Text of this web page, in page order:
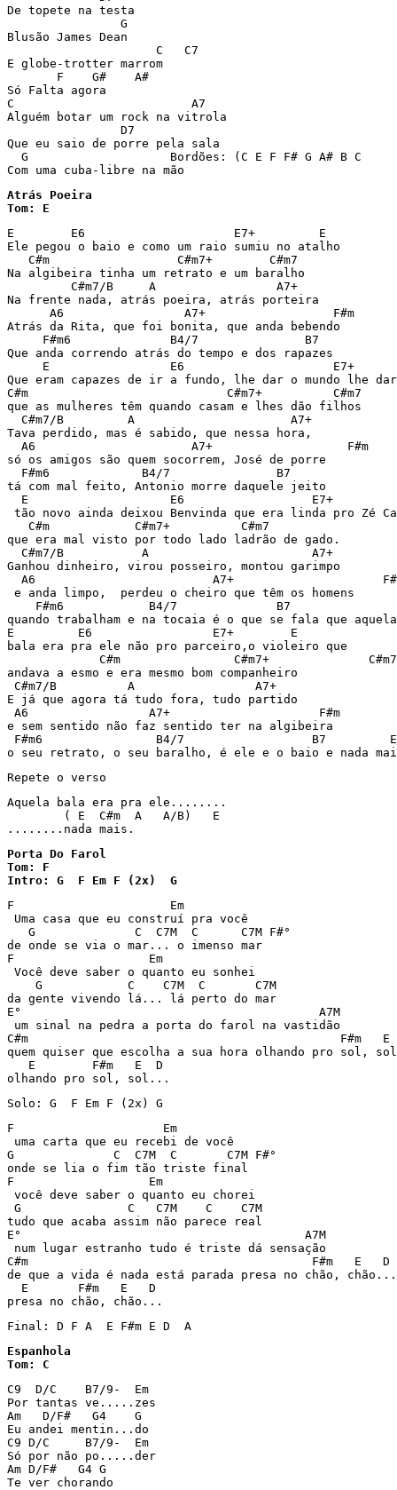
De topete na testa
                G
Blusão James Dean
                     C   C7
E globe-trotter marrom
       F    G#    A#
Só Falta agora
C                         A7
Alguém botar um rock na vitrola
                D7
Que eu saio de porre pela sala
  G                    Bordões: (C E F F# G A# B C
Com uma cuba-libre na mão
Atrás Poeira
Tom: E
E        E6                     E7+         E
Ele pegou o baio e como um raio sumiu no atalho
   C#m                  C#m7+        C#m7
Na algibeira tinha um retrato e um baralho
         C#m7/B     A                 A7+
Na frente nada, atrás poeira, atrás porteira
      A6                 A7+                  F#m
Atrás da Rita, que foi bonita, que anda bebendo
     F#m6              B4/7               B7
Que anda correndo atrás do tempo e dos rapazes
E                 E6                     E7+
Que eram capazes de ir a fundo, lhe dar o mundo lhe
C#m                            C#m7+          C#m7
que as mulheres têm quando casam e lhes dão filhos
  C#m7/B         A                      A7+
Tava perdido, mas é sabido, que nessa hora,
  A6                      A7+                   F#m
só os amigos são quem socorrem, José de porre
  F#m6             B4/7               B7
tá com mal feito, Antonio morre daquele jeito
E                    E6                  E7+
tão novo ainda deixou Benvinda que era linda pro Zé
   C#m            C#m7+          C#m7
que era mal visto por todo lado ladrão de gado.
  C#m7/B           A                       A7+
Ganhou dinheiro, virou posseiro, montou garimpo
A6                         A7+
e anda limpo,  perdeu o cheiro que têm os homens
    F#m6            B4/7              B7
quando trabalham e na tocaia é o que se fala que
E         E6                 E7+        E
bala era pra ele não pro parceiro,o violeiro que
C#m                C#m7+
andava a esmo e era mesmo bom companheiro
C#m7/B          A                 A7+
E já que agora tá tudo fora, tudo partido
A6                 A7+                     F#m
e sem sentido não faz sentido ter na algibeira
F#m6                B4/7                  B7         E
o seu retrato, o seu baralho, é ele e o baio e nada
Repete o verso
Aquela bala era pra ele........
Porta Do Farol
Tom: F
Intro: G  F Em F (2x)  G
F                      Em
Uma casa que eu construí pra você
   G              C  C7M  C      C7M F#°
de onde se via o mar... o imenso mar
F                   Em
Você deve saber o quanto eu sonhei
    G            C    C7M  C       C7M
da gente vivendo lá... lá perto do mar
E°                                          A7M
um sinal na pedra a porta do farol na vastidão
C#m                                            F#m   E
quem quiser que escolha a sua hora olhando pro sol,
   E        F#m   E  D
olhando pro sol, sol...
Solo: G  F Em F (2x) G
F                     Em
uma carta que eu recebi de você
G              C  C7M  C       C7M F#°
onde se lia o fim tão triste final
F                   Em
você deve saber o quanto eu chorei
G               C   C7M    C    C7M
tudo que acaba assim não parece real
E°                                        A7M
num lugar estranho tudo é triste dá sensação
C#m                                        F#m   E   D
de que a vida é nada está parada presa no chão,
  E       F#m   E   D
presa no chão, chão...
Final: D F A  E F#m E D  A
Espanhola
C9  D/C    B7/9-  Em
Por tantas ve.....zes
Am   D/F#   G4    G
Eu andei mentin...do
C9 D/C     B7/9-  Em
Só por não po.....der
Am D/F#   G4 G
Te ver chorando